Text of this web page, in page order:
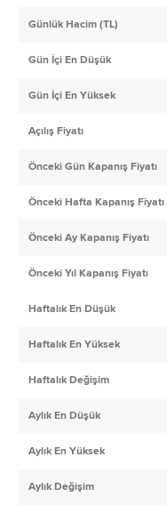
Günlük Hacim (TL)
Gün İçi En Düşük
Gün İçi En Yüksek
Açılış Fiyatı
Önceki Gün Kapanış Fiyatı
Önceki Hafta Kapanış Fiyatı
Önceki Ay Kapanış Fiyatı
Önceki Yıl Kapanış Fiyatı
Haftalık En Düşük
Haftalık En Yüksek
Haftalık Değişim
Aylık En Düşük
Aylık En Yüksek
Aylık Değişim